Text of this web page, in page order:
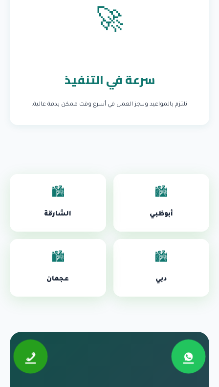
🚀
سرعة في التنفيذ
نلتزم بالمواعيد وننجز العمل في أسرع وقت ممكن بدقة عالية.
🏙️
أبوظبي
🏙️
الشارقة
🏙️
دبي
🏙️
عجمان